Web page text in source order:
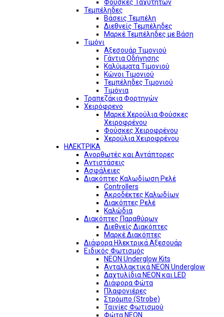
Φούσκες Ταχυτήτων
Τεμπέληδες
Βάσεις Τεμπέλη
Διεθνείς Τεμπέληδες
Μαρκέ Τεμπέληδες με Βάση
Τιμόνι
Αξεσουάρ Τιμονιού
Γάντια Οδήγησης
Καλύμματα Τιμονιού
Κώνοι Τιμονιού
Τεμπέληδες Τιμονιού
Τιμόνια
Τραπεζάκια Φορτηγών
Χειρόφρενο
Μαρκέ Χερούλια Φούσκες
Χειροφρένου
Φούσκες Χειροφρένου
Χερούλια Χειροφρένου
ΗΛΕΚΤΡΙΚΑ
Ανορθωτές και Αντάπτορες
Αντιστάσεις
Ασφάλειες
Διακόπτες Καλωδίωση Ρελέ
Controllers
Ακροδέκτες Καλωδίων
Διακόπτες Ρελέ
Καλώδια
Διακόπτες Παραθύρων
Διεθνείς Διακόπτες
Μαρκέ Διακόπτες
Διάφορα Ηλεκτρικά Αξεσουάρ
Ειδικός Φωτισμός
NEON Underglow Kits
Ανταλλακτικά NEON Underglow
Δαχτυλίδια NEON και LED
Διάφορα Φώτα
Πλαφονιέρες
Στρόμπο (Strobe)
Ταινίες Φωτισμού
Φώτα NEON